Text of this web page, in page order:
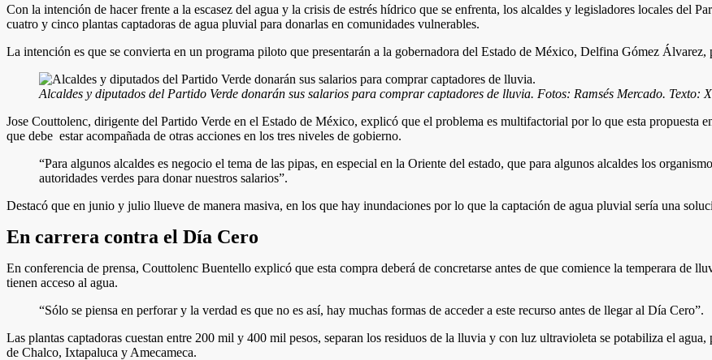
Con la intención de hacer frente a la escasez del agua y la crisis de estrés hídrico que se enfrenta, los alcaldes y legisladores locales del
cuatro y cinco plantas captadoras de agua pluvial para donarlas en comunidades vulnerables.
La intención es que se convierta en un programa piloto que presentarán a la gobernadora del Estado de México, Delfina Gómez
Alcaldes y diputados del Partido Verde donarán sus salarios para comprar captadores de lluvia. Fotos: Ramsés Mercado. Texto:
Jose Couttolenc, dirigente del Partido Verde en el Estado de México, explicó que el problema es multifactorial por lo que esta propuesta
que debe estar acompañada de otras acciones en los tres niveles de gobierno.
“Para algunos alcaldes es negocio el tema de las pipas, en especial en la Oriente del estado, que para algunos alcaldes los
autoridades verdes para donar nuestros salarios”.
Destacó que en junio y julio llueve de manera masiva, en los que hay inundaciones por lo que la captación de agua pluvial sería una
En carrera contra el Día Cero
En conferencia de prensa, Couttolenc Buentello explicó que esta compra deberá de concretarse antes de que comience la temperara de
tienen acceso al agua.
“Sólo se piensa en perforar y la verdad es que no es así, hay muchas formas de acceder a este recurso antes de llegar al Día Cero”.
Las plantas captadoras cuestan entre 200 mil y 400 mil pesos, separan los residuos de la lluvia y con luz ultravioleta se potabiliza el
de Chalco, Ixtapaluca y Amecameca.